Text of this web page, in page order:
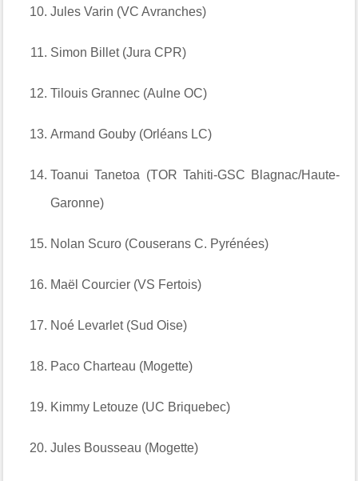
Jules Varin (VC Avranches)
Simon Billet (Jura CPR)
Tilouis Grannec (Aulne OC)
Armand Gouby (Orléans LC)
Toanui Tanetoa (TOR Tahiti-GSC Blagnac/Haute-
Garonne)
Nolan Scuro (Couserans C. Pyrénées)
Maël Courcier (VS Fertois)
Noé Levarlet (Sud Oise)
Paco Charteau (Mogette)
Kimmy Letouze (UC Briquebec)
Jules Bousseau (Mogette)